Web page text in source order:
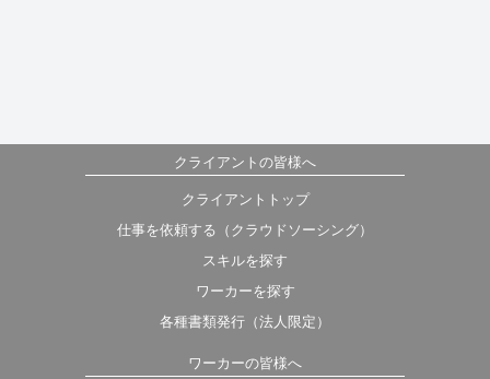
クライアントの皆様へ
クライアントトップ
仕事を依頼する（クラウドソーシング）
スキルを探す
ワーカーを探す
各種書類発行（法人限定）
ワーカーの皆様へ